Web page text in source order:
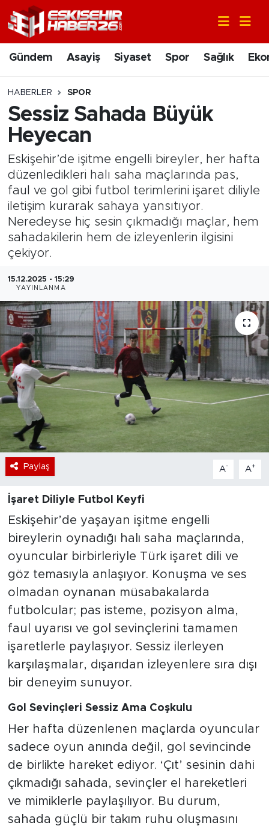
Gündem Asayiş Siyaset Spor Sağlık
HABERLER SPOR
Sessiz Sahada Büyük
Heyecan
Eskişehir’de işitme engelli bireyler, her hafta
düzenledikleri halı saha maçlarında pas,
faul ve gol gibi futbol terimlerini işaret diliyle
iletişim kurarak sahaya yansıtıyor.
Neredeyse hiç sesin çıkmadığı maçlar, hem
sahadakilerin hem de izleyenlerin ilgisini
çekiyor.
15.12.2025 - 15:29
YAYINLANMA
Paylaş A- A+
İşaret Diliyle Futbol Keyfi
Eskişehir’de yaşayan işitme engelli
bireylerin oynadığı halı saha maçlarında,
oyuncular birbirleriyle Türk işaret dili ve
göz temasıyla anlaşıyor. Konuşma ve ses
olmadan oynanan müsabakalarda
futbolcular; pas isteme, pozisyon alma,
faul uyarısı ve gol sevinçlerini tamamen
işaretlerle paylaşıyor. Sessiz ilerleyen
karşılaşmalar, dışarıdan izleyenlere sıra dışı
bir deneyim sunuyor.
Gol Sevinçleri Sessiz Ama Coşkulu
Her hafta düzenlenen maçlarda oyuncular
sadece oyun anında değil, gol sevincinde
de birlikte hareket ediyor. ‘Çıt’ sesinin dahi
çıkmadığı sahada, sevinçler el hareketleri
ve mimiklerle paylaşılıyor. Bu durum,
sahada güçlü bir takım ruhu oluşmasını
Gündem
Asayiş
Siyaset
Spor
Sağlık
Ekonomi
Eğitim
Sanat
Bölge
Teknoloji
Magazin
Dünya
Sektör
Nöbetçi Eczaneler
Hava Durumu
Trafik Durumu
Süper Lig Puan Durumu ve Fikstür
Tüm Manşetler
Son Dakika Haberleri
Haber Arşivi